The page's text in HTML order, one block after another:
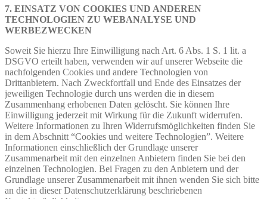
7. EINSATZ VON COOKIES UND ANDEREN
TECHNOLOGIEN ZU WEBANALYSE UND
WERBEZWECKEN
Soweit Sie hierzu Ihre Einwilligung nach Art. 6 Abs. 1 S. 1 lit. a
DSGVO erteilt haben, verwenden wir auf unserer Webseite die
nachfolgenden Cookies und andere Technologien von
Drittanbietern. Nach Zweckfortfall und Ende des Einsatzes der
jeweiligen Technologie durch uns werden die in diesem
Zusammenhang erhobenen Daten gelöscht. Sie können Ihre
Einwilligung jederzeit mit Wirkung für die Zukunft widerrufen.
Weitere Informationen zu Ihren Widerrufsmöglichkeiten finden Sie
in dem Abschnitt “Cookies und weitere Technologien”. Weitere
Informationen einschließlich der Grundlage unserer
Zusammenarbeit mit den einzelnen Anbietern finden Sie bei den
einzelnen Technologien. Bei Fragen zu den Anbietern und der
Grundlage unserer Zusammenarbeit mit ihnen wenden Sie sich bitte
an die in dieser Datenschutzerklärung beschriebenen